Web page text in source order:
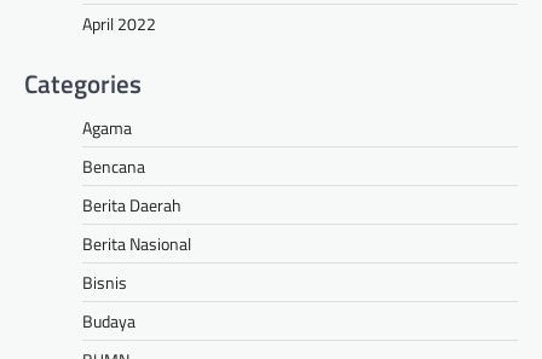
April 2022
Categories
Agama
Bencana
Berita Daerah
Berita Nasional
Bisnis
Budaya